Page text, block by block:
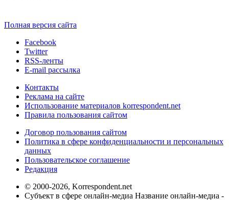
Полная версия сайта
Facebook
Twitter
RSS-ленты
E-mail рассылка
Контакты
Реклама на сайте
Использование материалов korrespondent.net
Правила пользования сайтом
Договор пользования сайтом
Политика в сфере конфиденциальности и персональных
данных
Пользовательское соглашение
Редакция
© 2000-2026, Korrespondent.net
Субъект в сфере онлайн-медиа Название онлайн-медиа -